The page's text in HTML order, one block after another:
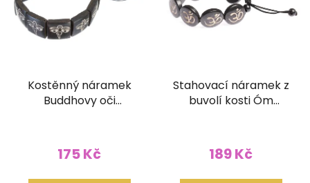
Kostěnný náramek
Buddhovy oči
175 Kč
Stahovací náramek z
buvolí kosti Óm
189 Kč